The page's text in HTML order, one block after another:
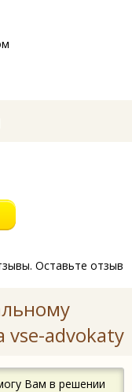
Оставьте отзыв
vse-advokaty
Вам в решении